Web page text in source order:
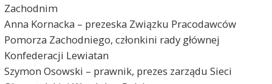
Zachodnim
Anna Kornacka – prezeska Związku Pracodawców
Pomorza Zachodniego, członkini rady głównej
Konfederacji Lewiatan
Szymon Osowski – prawnik, prezes zarządu Sieci